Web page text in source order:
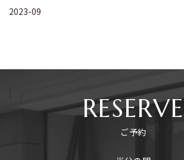
2023-09
RESERVE
ご予約